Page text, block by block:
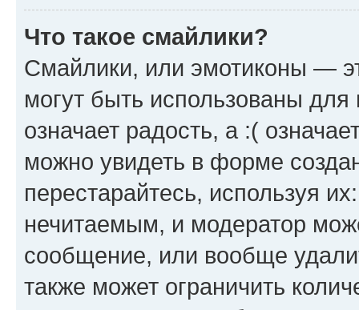
Что такое смайлики?
Смайлики, или эмотиконы —
могут быть использованы
означает радость, а :(
можно увидеть в форме
перестарайтесь, используя
нечитаемым, и модератор
сообщение, или вообще
также может ограничить